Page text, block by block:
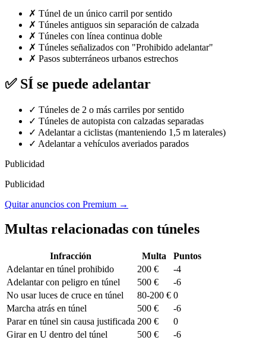
✗ Túnel de un único carril por sentido
✗ Túneles antiguos sin separación de calzada
✗ Túneles con línea continua doble
✗ Túneles señalizados con "Prohibido adelantar"
✗ Pasos subterráneos urbanos estrechos
✅ SÍ se puede adelantar
✓ Túneles de 2 o más carriles por sentido
✓ Túneles de autopista con calzadas separadas
✓ Adelantar a ciclistas (manteniendo 1,5 m laterales)
✓ Adelantar a vehículos averiados parados
Publicidad
Publicidad
Quitar anuncios con Premium →
Multas relacionadas con túneles
Infracción Multa
Puntos
Adelantar en túnel prohibido
200 €
-4
Adelantar con peligro en túnel
500 €
-6
No usar luces de cruce en túnel
80-200 € 0
Marcha atrás en túnel
500 €
-6
Parar en túnel sin causa justificada 200 €
0
Girar en U dentro del túnel
500 € -6